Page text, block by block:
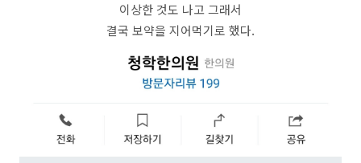
이상한 것도 나고 그래서
결국 보약을 지어먹기로 했다.